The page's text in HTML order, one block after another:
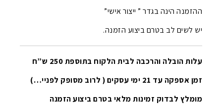
ההזמנה הינה בגדר ” ייצור אישי”
יש לשים לב בטרם ביצוע הזמנה.
עלות הובלה והרכבה לבית הלקוח בתוספת 250 ש”ח
זמן אספקה עד 21 ימי עסקים ( לרוב מסופק לפניי…)
מומלץ לבדוק זמינות מלאי בטרם ביצוע הזמנה